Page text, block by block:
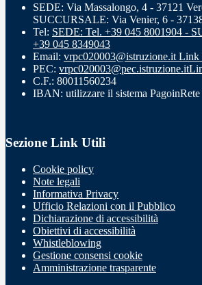
SEDE: Via Massalongo, 4 - 37121
SUCCURSALE: Via Venier, 6 -
Tel: SEDE: Tel. +39 045 8001904 -
+39 045 8349043
Email: vrpc020003@istruzione.it Link
PEC: vrpc020003@pec.istruzione.it
C.F.: 80011560234
IBAN: utilizzare il sistema PagoinRete
Sezione Link Utili
Cookie policy
Note legali
Informativa Privacy
Ufficio Relazioni con il Pubblico
Dichiarazione di accessibilità
Obiettivi di accessibilità
Whistleblowing
Gestione consensi cookie
Amministrazione trasparente